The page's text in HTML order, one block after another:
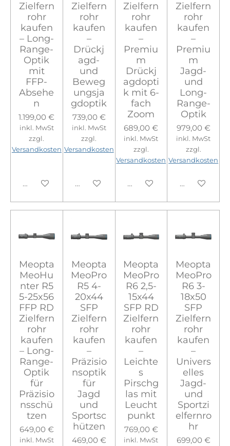
Zielfern
rohr
kaufen
– Long-
Range-
Optik
mit
FFP-
Absehe
n
1.199,00 €
inkl. MwSt
zzgl.
Versandkosten
In den Warenkorb
Zielfern
rohr
kaufen
–
Drückj
agd-
und
Beweg
ungsja
gdoptik
739,00 €
inkl. MwSt
zzgl.
Versandkosten
In den Warenkorb
Zielfern
rohr
kaufen
–
Premiu
m
Drückj
agdopti
k mit 6-
fach
Zoom
689,00 €
inkl. MwSt
zzgl.
Versandkosten
In den Warenkorb
Zielfern
rohr
kaufen
–
Premiu
m
Jagd-
und
Long-
Range-
Optik
979,00 €
inkl. MwSt
zzgl.
Versandkosten
In den
Meopta
MeoHu
nter R5
5-25x56
FFP RD
Zielfern
rohr
kaufen
– Long-
Range-
Optik
für
Präzisio
nsschü
tzen
649,00 €
inkl. MwSt
Meopta
MeoPro
R5 4-
20x44
SFP
Zielfern
rohr
kaufen
–
Präzisio
nsoptik
für
Jagd
und
Sportsc
hützen
469,00 €
Meopta
MeoPro
R6 2,5-
15x44
SFP RD
Zielfern
rohr
kaufen
–
Leichte
s
Pirschg
las mit
Leucht
punkt
769,00 €
inkl. MwSt
Meopta
MeoPro
R6 3-
18x50
SFP
Zielfern
rohr
kaufen
–
Univers
elles
Jagd-
und
Sportzi
elfernro
hr
699,00 €